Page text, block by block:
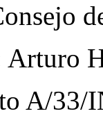
Arturo
A/33/